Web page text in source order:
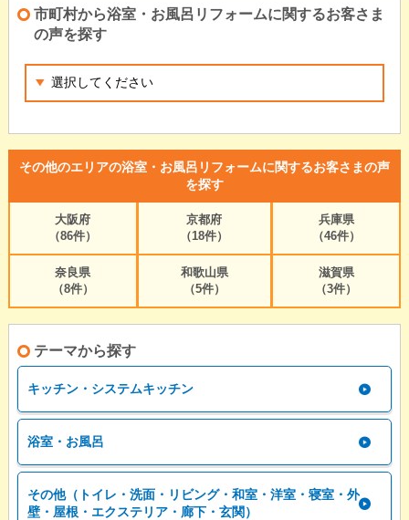
市町村から浴室・お風呂リフォームに関するお客さま
の声を探す
その他のエリアの浴室・お風呂リフォームに関するお客さまの声
を探す
大阪府
（86件）
京都府
（18件）
兵庫県
（46件）
奈良県
（8件）
和歌山県
（5件）
滋賀県
（3件）
テーマから探す
キッチン・システムキッチン
浴室・お風呂
その他（トイレ・洗面・リビング・和室・洋室・寝室・外
壁・屋根・エクステリア・廊下・玄関）